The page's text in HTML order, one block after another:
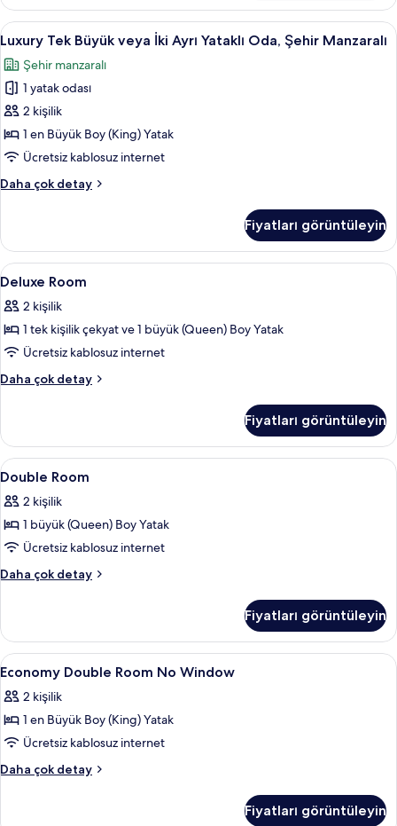
fazla
detay
Luxury
Tek
Büyük
veya
İki
Ayrı
Yataklı
Şehir
tüm
fotoğrafları
görün
Luxury Tek Büyük veya İki Ayrı
7
Luxury Tek Büyük veya İki Ayrı Yataklı Oda, Şehir Manzaralı
Şehir manzaralı
1 yatak odası
2 kişilik
1 en Büyük Boy (King) Yatak
Ücretsiz kablosuz internet
Daha çok detay
Luxury
İki
Ayrı
Yataklı
Şehir
Manzaralı
hakkında
daha
fazla
detay
Fiyatları görüntüleyin
Deluxe
Room
için
tüm
fotoğrafları
görün
Kaliteli yatak takımı, kuştüyü
1
Deluxe Room
2 kişilik
1 tek kişilik çekyat ve 1 büyük (Queen) Boy Yatak
Ücretsiz kablosuz internet
Daha çok detay
Deluxe
fazla
detay
Fiyatları görüntüleyin
Double
Room
için
tüm
fotoğrafları
görün
Kaliteli yatak takımı, kuştüyü
2
Double Room
2 kişilik
1 büyük (Queen) Boy Yatak
Ücretsiz kablosuz internet
Daha çok detay
Double
fazla
detay
Fiyatları görüntüleyin
Economy
Double
Room
No
Window
için
Kaliteli yatak takımı, kuştüyü
4
Economy Double Room No Window
2 kişilik
1 en Büyük Boy (King) Yatak
Ücretsiz kablosuz internet
Daha çok detay
Economy
Fiyatları görüntüleyin